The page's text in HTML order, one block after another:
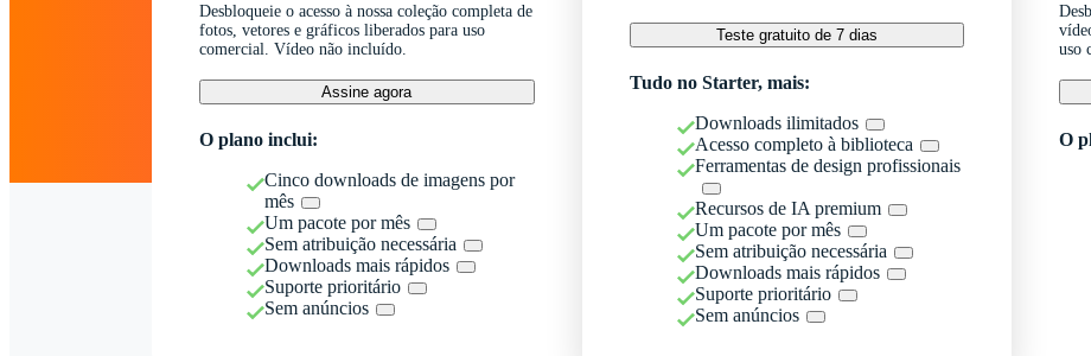
Desbloqueie o acesso à nossa coleção completa de
fotos, vetores e gráficos liberados para uso
comercial. Vídeo não incluído.
Assine agora
O plano inclui:
Cinco downloads de imagens por
mês
Um pacote por mês
Sem atribuição necessária
Downloads mais rápidos
Suporte prioritário
Sem anúncios
Teste gratuito de 7 dias
Tudo no Starter, mais:
Downloads ilimitados
Acesso completo à biblioteca
Ferramentas de design profissionais
Recursos de IA premium
Um pacote por mês
Sem atribuição necessária
Downloads mais rápidos
Suporte prioritário
Sem anúncios
uso
O